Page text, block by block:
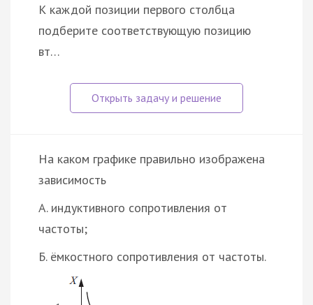
К каждой позиции первого столбца
подберите соответствующую позицию
вт…
На каком графике правильно изображена
зависимость
А. индуктивного сопротивления от
частоты;
Б. ёмкостного сопротивления от частоты.